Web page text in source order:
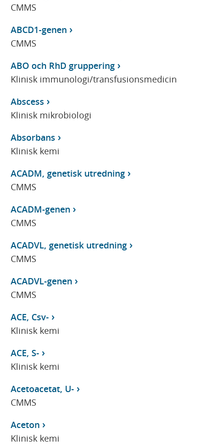
CMMS
ABCD1-genen
CMMS
ABO och RhD gruppering
Klinisk immunologi/transfusionsmedicin
Abscess
Klinisk mikrobiologi
Absorbans
Klinisk kemi
ACADM, genetisk utredning
CMMS
ACADM-genen
CMMS
ACADVL, genetisk utredning
CMMS
ACADVL-genen
CMMS
ACE, Csv-
Klinisk kemi
ACE, S-
Klinisk kemi
Acetoacetat, U-
CMMS
Aceton
Klinisk kemi